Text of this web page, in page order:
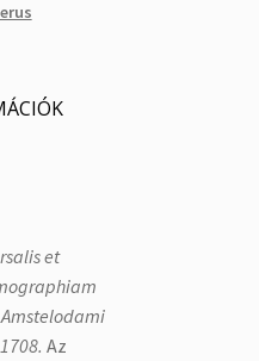
et
Az